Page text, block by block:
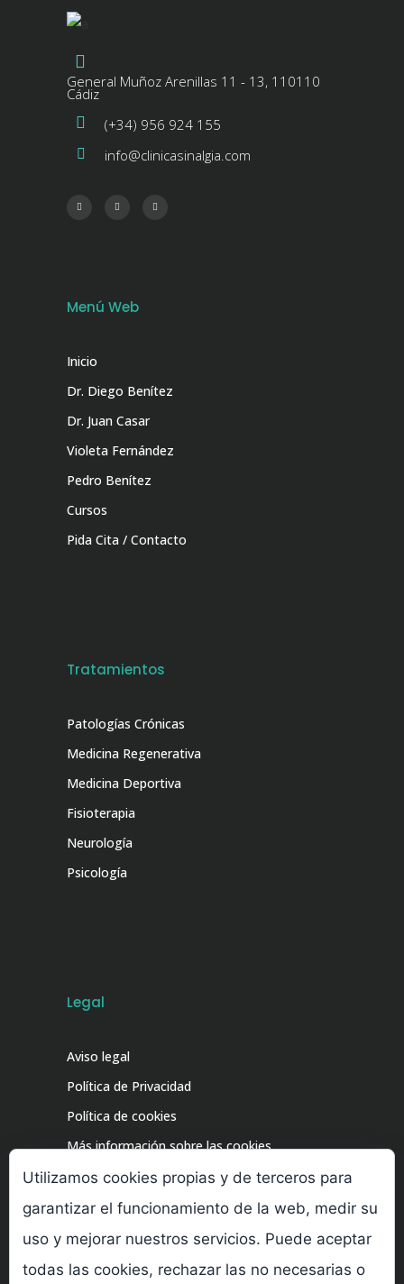
General Muñoz Arenillas 11 - 13, 110110
Cádiz
(+34) 956 924 155
info@clinicasinalgia.com
Menú Web
Inicio
Dr. Diego Benítez
Dr. Juan Casar
Violeta Fernández
Pedro Benítez
Cursos
Pida Cita / Contacto
Tratamientos
Patologías Crónicas
Medicina Regenerativa
Medicina Deportiva
Fisioterapia
Neurología
Psicología
Legal
Aviso legal
Política de Privacidad
Política de cookies
Más información sobre las cookies
Utilizamos cookies propias y de terceros para
garantizar el funcionamiento de la web, medir su
uso y mejorar nuestros servicios. Puede aceptar
todas las cookies, rechazar las no necesarias o